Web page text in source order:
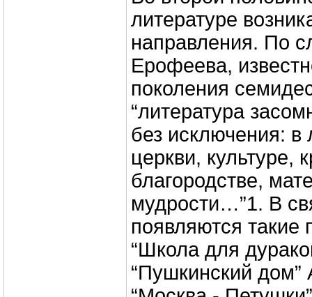
литературе
направления. По
Ерофеева,
поколения
“литература
без исключения: в
церкви, культуре,
благородстве,
мудрости…”1. В
появляются такие
“Школа для
“Пушкинский дом”